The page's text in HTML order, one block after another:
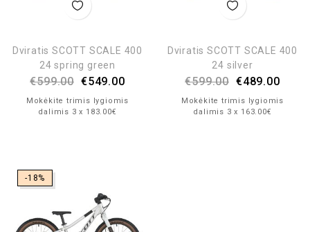
Dviratis SCOTT SCALE 400
24 spring green
€599.00 €549.00
Mokėkite trimis lygiomis
dalimis 3 x 183.00€
Dviratis SCOTT SCALE 400
24 silver
€599.00 €489.00
Mokėkite trimis lygiomis
dalimis 3 x 163.00€
-18%